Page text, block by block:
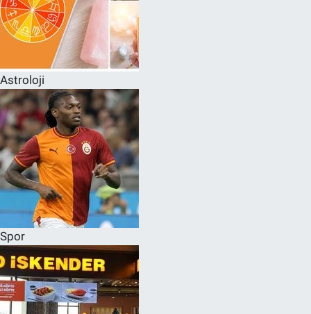
Astroloji
Spor